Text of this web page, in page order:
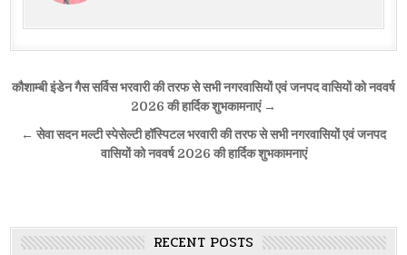
Post
navigation
कौशाम्बी इंडेन गैस सर्विस भरवारी की तरफ से सभी नगरवासियों एवं जनपद वासियों को नववर्ष
2026 की हार्दिक शुभकामनाएं →
← सेवा सदन मल्टी स्पेसेल्टी हॉस्पिटल भरवारी की तरफ से सभी नगरवासियों एवं जनपद
वासियों को नववर्ष 2026 की हार्दिक शुभकामनाएं
RECENT POSTS